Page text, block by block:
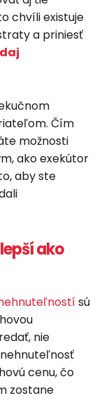
chvíli existuje
a priniesť
Čím
možnosti
ako exekútor
aby ste
ako
sú
nie
cenu, čo
zostane